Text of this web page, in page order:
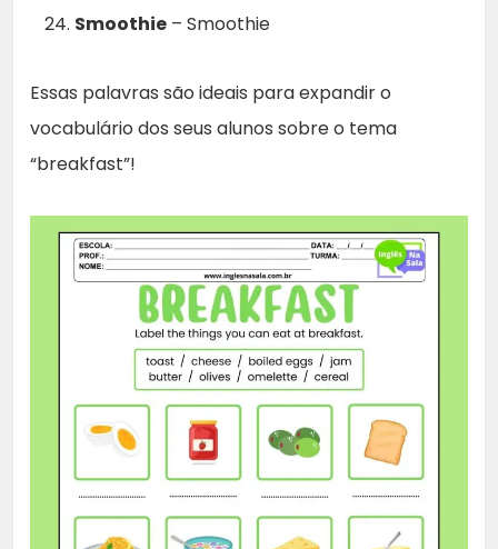
Smoothie – Smoothie
Essas palavras são ideais para expandir o
vocabulário dos seus alunos sobre o tema
“breakfast”!